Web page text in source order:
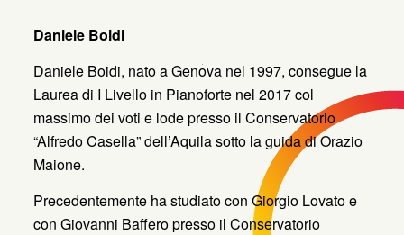
Daniele Boidi
Daniele Boidi, nato a Genova nel 1997, consegue la
Laurea di I Livello in Pianoforte nel 2017 col
massimo dei voti e lode presso il Conservatorio
“Alfredo Casella” dell’Aquila sotto la guida di Orazio
Maione.
Precedentemente ha studiato con Giorgio Lovato e
con Giovanni Baffero presso il Conservatorio